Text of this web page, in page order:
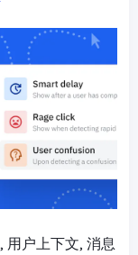
用户上下文, 消息